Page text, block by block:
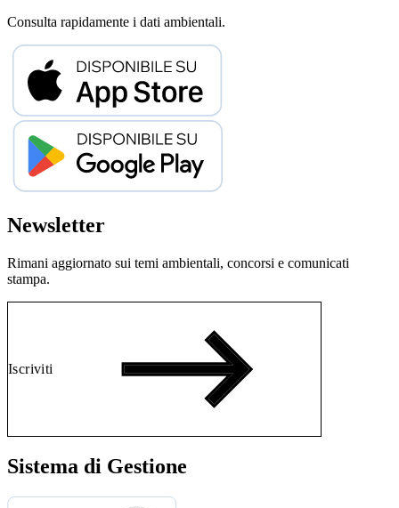
Consulta rapidamente i dati ambientali.
Newsletter
Rimani aggiornato sui temi ambientali, concorsi e comunicati
stampa.
Iscriviti
Sistema di Gestione